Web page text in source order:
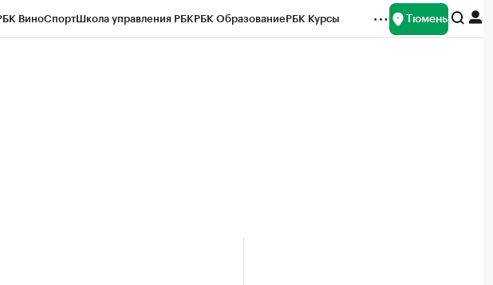
ВиноСпортШкола управления РБКРБК ОбразованиеРБК Курсы Тюмень